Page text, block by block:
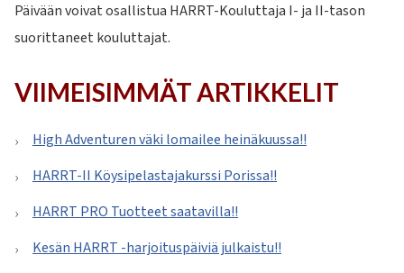
Päivään voivat osallistua HARRT-Kouluttaja I- ja II-tason
suorittaneet kouluttajat.
VIIMEISIMMÄT ARTIKKELIT
High Adventuren väki lomailee heinäkuussa!!
HARRT-II Köysipelastajakurssi Porissa!!
HARRT PRO Tuotteet saatavilla!!
Kesän HARRT -harjoituspäiviä julkaistu!!